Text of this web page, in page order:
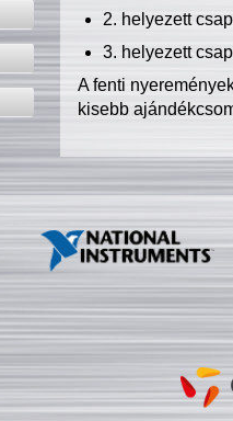
2. helyezett
3. helyezett
A fenti
kisebb